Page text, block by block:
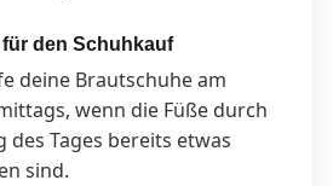
den Schuhkauf
deine Brautschuhe am
wenn die Füße durch
des Tages bereits etwas
sind.